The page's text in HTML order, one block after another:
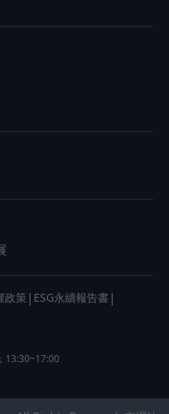
政策 | ESG永續報告書 |
13:30~17:00